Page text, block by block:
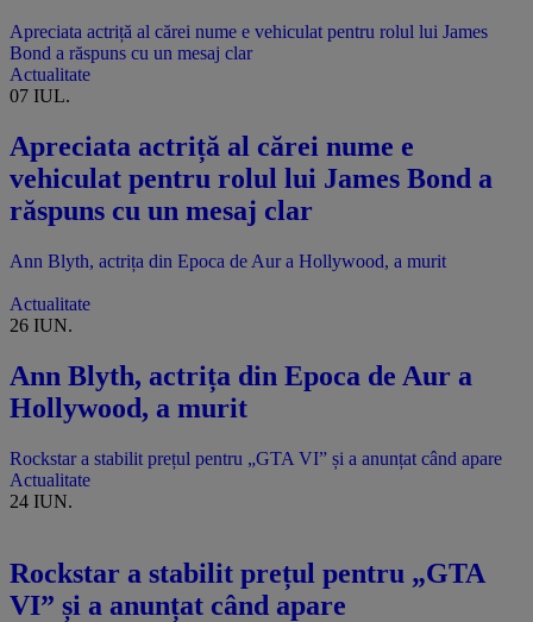
Apreciata actriță al cărei nume e vehiculat pentru rolul lui James
Bond a răspuns cu un mesaj clar
Actualitate
07 IUL.
Apreciata actriță al cărei nume e
vehiculat pentru rolul lui James Bond a
răspuns cu un mesaj clar
Ann Blyth, actrița din Epoca de Aur a Hollywood, a murit
Actualitate
26 IUN.
Ann Blyth, actrița din Epoca de Aur a
Hollywood, a murit
Rockstar a stabilit prețul pentru „GTA VI” și a anunțat când apare
Actualitate
24 IUN.
Rockstar a stabilit prețul pentru „GTA
VI” și a anunțat când apare